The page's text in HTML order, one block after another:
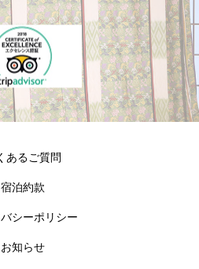
あるご質問
宿泊約款
シーポリシー
お知らせ